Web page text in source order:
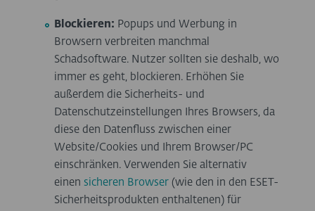
Blockieren: Popups und Werbung in
Browsern verbreiten manchmal
Schadsoftware. Nutzer sollten sie deshalb, wo
immer es geht, blockieren. Erhöhen Sie
außerdem die Sicherheits- und
Datenschutzeinstellungen Ihres Browsers, da
diese den Datenfluss zwischen einer
Website/Cookies und Ihrem Browser/PC
einschränken. Verwenden Sie alternativ
einen sicheren Browser(wie den in den ESET-
Sicherheitsprodukten enthaltenen) für